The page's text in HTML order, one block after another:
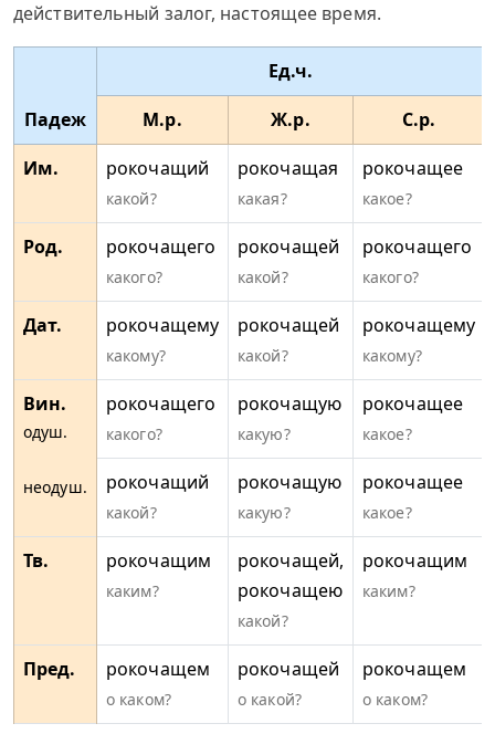
действительный залог, настоящее время.
Падеж
Ед.ч.
М.р.
Ж.р.
С.р.
Им.
рокочащий
какой?
рокочащая
какая?
рокочащее
какое?
Род. рокочащего
какого?
рокочащей
какой?
рокочащего
какого?
Дат. рокочащему
какому?
рокочащей
какой?
рокочащему
какому?
Вин.
одуш.
неодуш.
рокочащего
какого?
рокочащую
какую?
рокочащее
какое?
рокочащий
какой?
рокочащую
какую?
рокочащее
какое?
Тв. рокочащим
каким?
рокочащей,
рокочащею
какой?
рокочащим
каким?
Пред. рокочащем
о каком?
рокочащей
о какой?
рокочащем
о каком?